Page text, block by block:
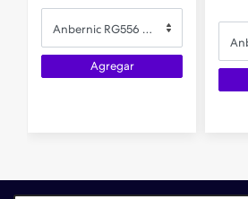
Anbernic RG556 Consola Portatil Retro + 4000 juegos ps1, ps2, dreamcast, gamecube, n64, arcade, mame, neogeo y mas
Agregar